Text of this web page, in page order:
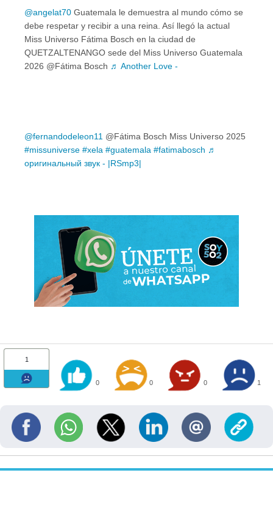
@angelat70 Guatemala le demuestra al mundo cómo se
debe respetar y recibir a una reina. Así llegó la actual
Miss Universo Fátima Bosch en la ciudad de
QUETZALTENANGO sede del Miss Universo Guatemala
2026 @Fátima Bosch ♬ Another Love -
@fernandodeleon11 @Fátima Bosch Miss Universo 2025
#missuniverse #xela #guatemala #fatimabosch ♬
оригинальный звук - |RSmp3|
1
0 0 0 1